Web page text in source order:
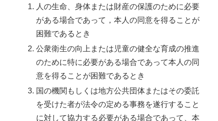
人の生命、身体または財産の保護のために必要
がある場合であって，本人の同意を得ることが
困難であるとき
公衆衛生の向上または児童の健全な育成の推進
のために特に必要がある場合であって本人の同
意を得ることが困難であるとき
国の機関もしくは地方公共団体またはその委託
を受けた者が法令の定める事務を遂行すること
に対して協力する必要がある場合であって、本